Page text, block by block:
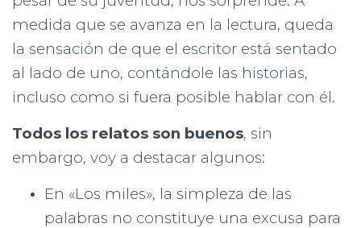
medida que se avanza en la lectura, queda
la sensación de que el escritor está sentado
al lado de uno, contándole las historias,
incluso como si fuera posible hablar con él.
Todos los relatos son buenos, sin
embargo, voy a destacar algunos:
En «Los miles», la simpleza de las
palabras no constituye una excusa para